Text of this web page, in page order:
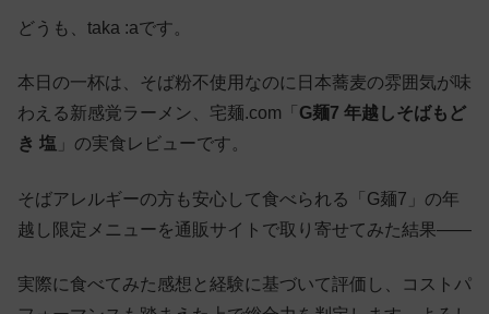
どうも、taka :aです。
本日の一杯は、そば粉不使用なのに日本蕎麦の雰囲気が味
わえる新感覚ラーメン、宅麺.com「 G麺7 年越しそばもど
き 塩 」の実食レビューです。
そばアレルギーの方も安心して食べられる「G麺7」の年
越し限定メニューを通販サイトで取り寄せてみた結果——
実際に食べてみた感想と経験に基づいて評価し、コストパ